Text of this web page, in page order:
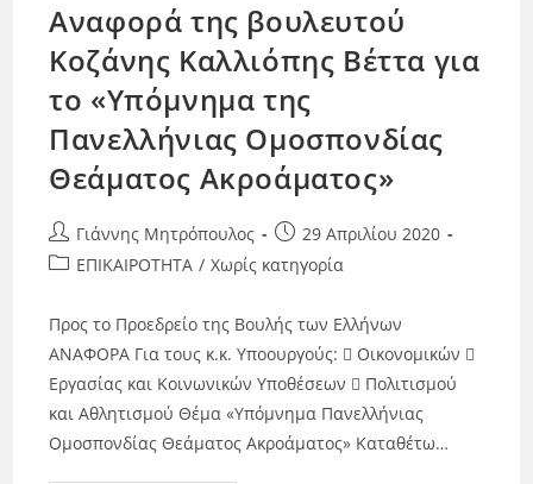
Αναφορά της βουλευτού
Κοζάνης Καλλιόπης Βέττα για
το «Υπόμνημα της
Πανελλήνιας Ομοσπονδίας
Θεάματος Ακροάματος»
Γιάννης Μητρόπουλος
29 Απριλίου 2020
ΕΠΙΚΑΙΡΟΤΗΤΑ / Χωρίς κατηγορία
Προς το Προεδρείο της Βουλής των Ελλήνων
ΑΝΑΦΟΡΑ Για τους κ.κ. Υποουργούς:  Οικονομικών 
Εργασίας και Κοινωνικών Υποθέσεων  Πολιτισμού
και Αθλητισμού Θέμα «Υπόμνημα Πανελλήνιας
Ομοσπονδίας Θεάματος Ακροάματος» Καταθέτω…